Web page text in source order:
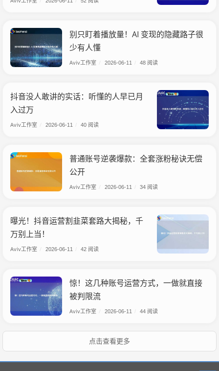
别只盯着播放量！AI 变现的隐藏路子很
少有人懂
Aviv工作室 2026-06-11 48 阅读
抖音没人敢讲的实话：听懂的人早已月
入过万
Aviv工作室 2026-06-11 40 阅读
普通账号逆袭爆款：全套涨粉秘诀无偿
公开
Aviv工作室 2026-06-11 34 阅读
曝光！抖音运营割韭菜套路大揭秘，千
万别上当！
Aviv工作室 2026-06-11 42 阅读
惊！这几种账号运营方式，一做就直接
被判限流
Aviv工作室 2026-06-11 44 阅读
点击查看更多